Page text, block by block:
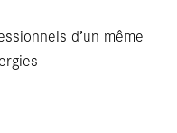
d’un même